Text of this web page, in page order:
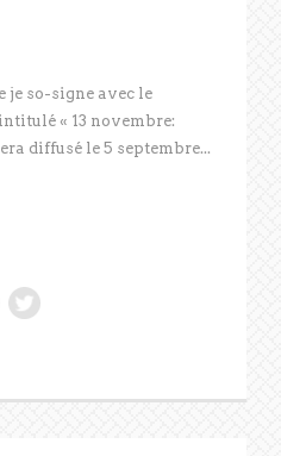
je so-signe avec le
« 13 novembre:
diffusé le 5 septembre...